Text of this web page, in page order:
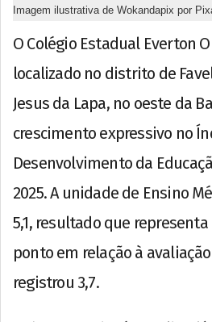
Imagem ilustrativa de Wokandapix por
O Colégio Estadual Everton
localizado no distrito de
Jesus da Lapa, no oeste da
crescimento expressivo no
Desenvolvimento da
2025. A unidade de Ensino
5,1, resultado que
ponto em relação à
registrou 3,7.